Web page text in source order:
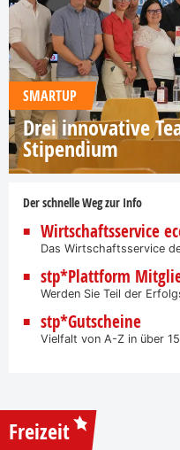
SMARTUP
Drei innovative
Stipendium
Der schnelle Weg zur Info
Wirtschaftsservice
Das Wirtschaftsservice
stp*Plattform
Werden Sie Teil der
stp*Gutscheine
Vielfalt von A-Z in über
Freizeit